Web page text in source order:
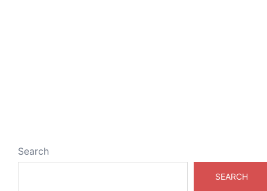
Search
SEARCH